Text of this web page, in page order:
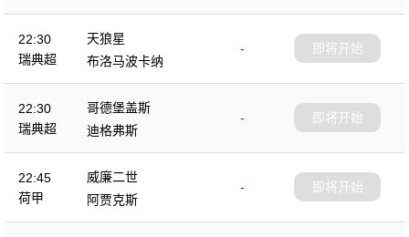
22:30
瑞典超
天狼星
-
布洛马波卡纳
即将开始
22:30
瑞典超
哥德堡盖斯
-
迪格弗斯
即将开始
22:45
荷甲
威廉二世
-
阿贾克斯
即将开始